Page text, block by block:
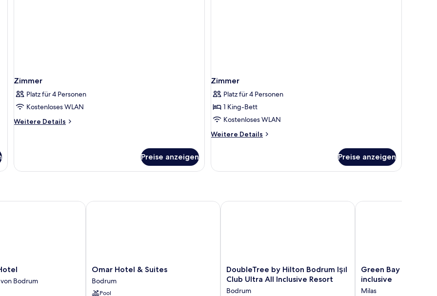
Zimmer
Platz für 4 Personen
Kostenloses WLAN
Weitere Details
Weitere
Preise anzeigen
Zimmer
Platz für 4 Personen
1 King-Bett
Kostenloses WLAN
Weitere Details
Weitere
Preise anzeigen
Bodrum
Omar
Hotel
&
Omar Hotel & Suites
Bodrum
Pool
Omar Hotel & Suites
DoubleTree
by
DoubleTree by Hilton Bodrum Işıl
Club Ultra All Inclusive Resort
Bodrum
DoubleTree by Hilton Bodrum Işıl Club Ultra All Inclusive
Green
Bay
Green Bay Resort &
inclusive
Milas
Green Bay Resort &